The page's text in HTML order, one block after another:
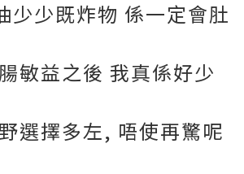
少少既炸物 係一定會肚
敏益之後 我真係好少
選擇多左, 唔使再驚呢